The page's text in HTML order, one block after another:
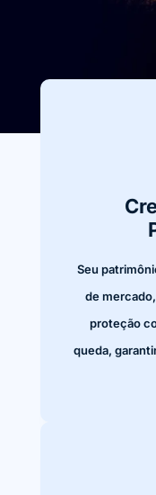
Seu
de
proteção
queda,